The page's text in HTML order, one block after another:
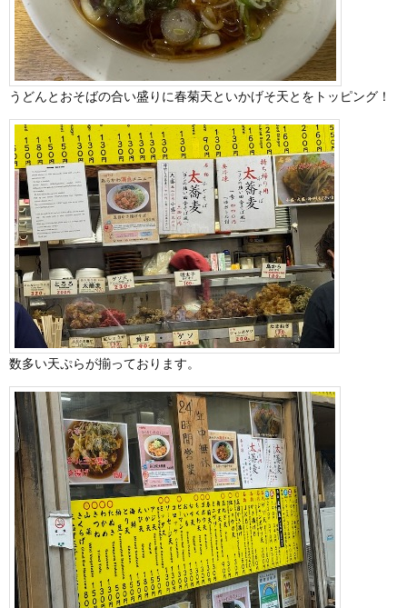
うどんとおそばの合い盛りに春菊天といかげそ天とをトッピング！
数多い天ぷらが揃っております。